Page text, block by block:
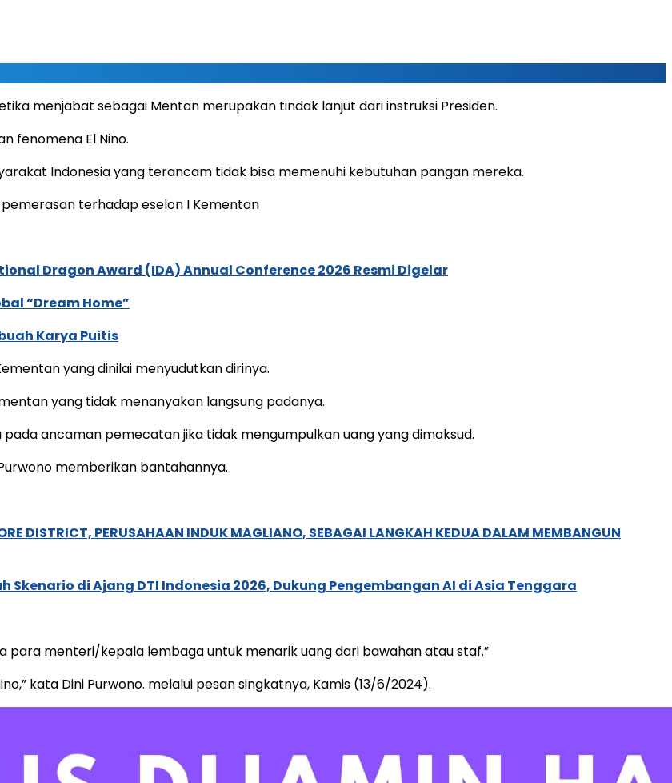
menjabat sebagai Mentan merupakan tindak lanjut dari instruksi Presiden.
fenomena El Nino.
Indonesia yang terancam tidak bisa memenuhi kebutuhan pangan mereka.
terhadap eselon I Kementan
Dragon Award (IDA) Annual Conference 2026 Resmi Digelar
“Dream Home”
Karya Puitis
yang dinilai menyudutkan dirinya.
yang tidak menanyakan langsung padanya.
ancaman pemecatan jika tidak mengumpulkan uang yang dimaksud.
memberikan bantahannya.
DISTRICT, PERUSAHAAN INDUK MAGLIANO, SEBAGAI LANGKAH KEDUA DALAM MEMBANGUN
Skenario di Ajang DTI Indonesia 2026, Dukung Pengembangan AI di Asia Tenggara
para menteri/kepala lembaga untuk menarik uang dari bawahan atau staf.”
kata Dini Purwono. melalui pesan singkatnya, Kamis (13/6/2024).